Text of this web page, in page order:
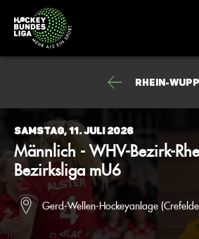
Rhein-
Samstag, 11. Juli 2026
Männlich - WHV-Bezirk-
Bezirksliga mU6
Gerd-Wellen-Hockeyanlage